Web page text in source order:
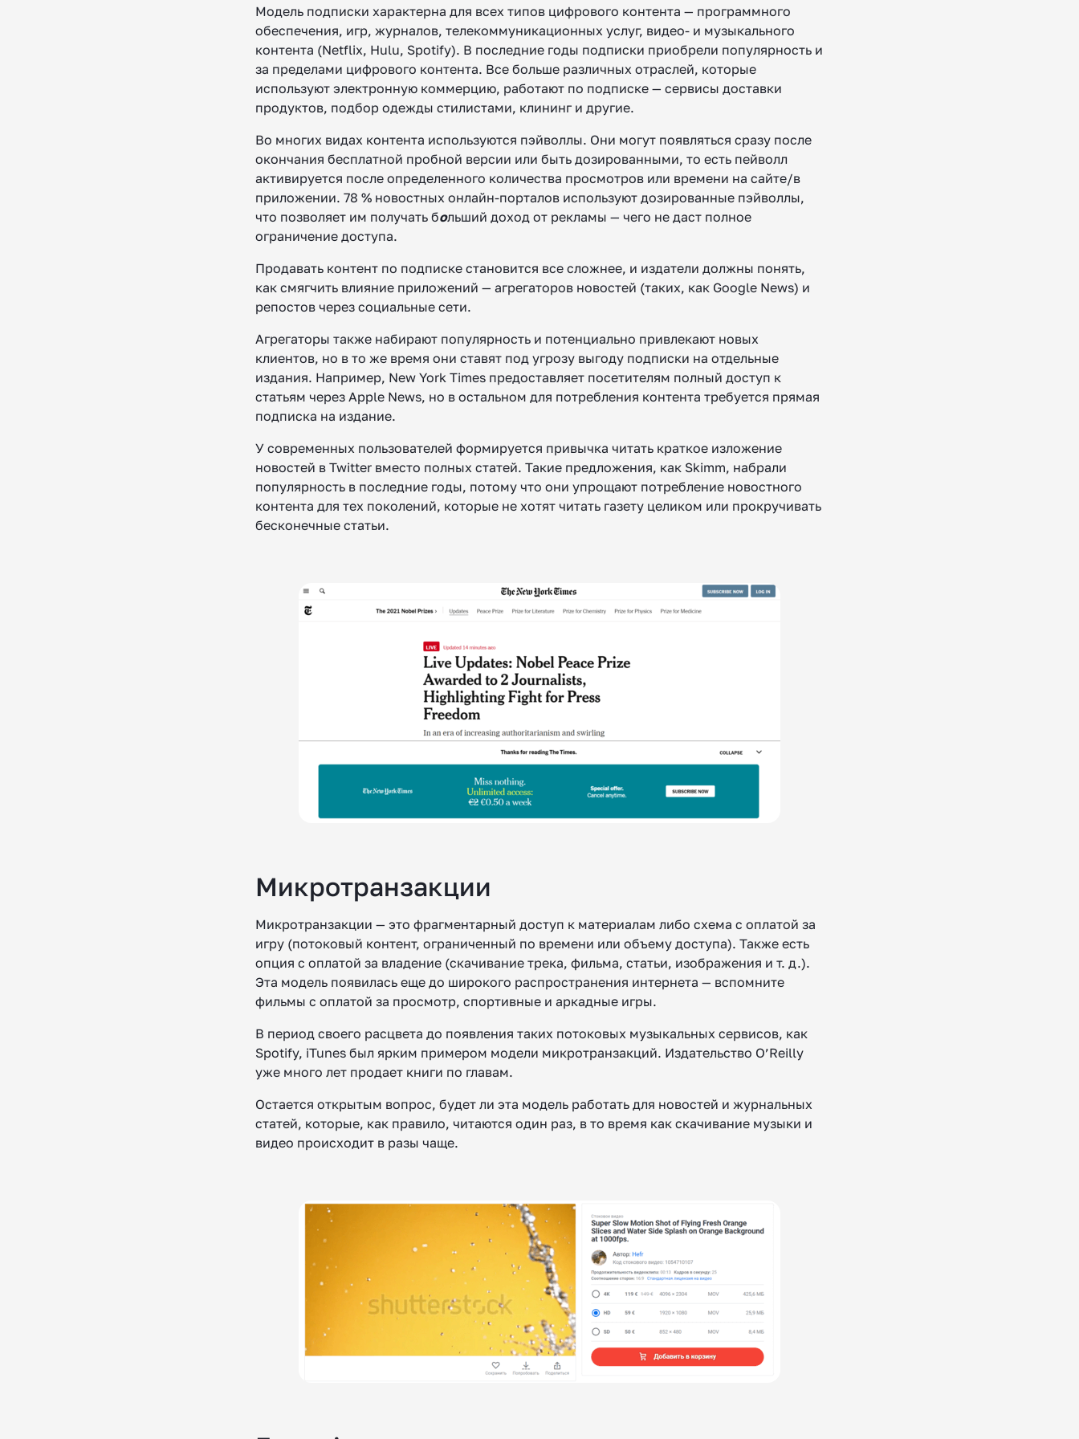
Модель подписки характерна для всех типов цифрового контента — программного
обеспечения, игр, журналов, телекоммуникационных услуг, видео- и музыкального
контента (Netflix, Hulu, Spotify). В последние годы подписки приобрели популярность и
за пределами цифрового контента. Все больше различных отраслей, которые
используют электронную коммерцию, работают по подписке — сервисы доставки
продуктов, подбор одежды стилистами, клининг и другие.
Во многих видах контента используются пэйволлы. Они могут появляться сразу после
окончания бесплатной пробной версии или быть дозированными, то есть пейволл
активируется после определенного количества просмотров или времени на сайте/в
приложении. 78 % новостных онлайн-порталов используют дозированные пэйволлы,
что позволяет им получать больший доход от рекламы — чего не даст полное
ограничение доступа.
Продавать контент по подписке становится все сложнее, и издатели должны понять,
как смягчить влияние приложений — агрегаторов новостей (таких, как Google News) и
репостов через социальные сети.
Агрегаторы также набирают популярность и потенциально привлекают новых
клиентов, но в то же время они ставят под угрозу выгоду подписки на отдельные
издания. Например, New York Times предоставляет посетителям полный доступ к
статьям через Apple News, но в остальном для потребления контента требуется прямая
подписка на издание.
У современных пользователей формируется привычка читать краткое изложение
новостей в Twitter вместо полных статей. Такие предложения, как Skimm, набрали
популярность в последние годы, потому что они упрощают потребление новостного
контента для тех поколений, которые не хотят читать газету целиком или прокручивать
бесконечные статьи.
Микротранзакции
Микротранзакции — это фрагментарный доступ к материалам либо схема с оплатой за
игру (потоковый контент, ограниченный по времени или объему доступа). Также есть
опция с оплатой за владение (скачивание трека, фильма, статьи, изображения и т. д.).
Эта модель появилась еще до широкого распространения интернета — вспомните
фильмы с оплатой за просмотр, спортивные и аркадные игры.
В период своего расцвета до появления таких потоковых музыкальных сервисов, как
Spotify, iTunes был ярким примером модели микротранзакций. Издательство O’Reilly
уже много лет продает книги по главам.
Остается открытым вопрос, будет ли эта модель работать для новостей и журнальных
статей, которые, как правило, читаются один раз, в то время как скачивание музыки и
видео происходит в разы чаще.